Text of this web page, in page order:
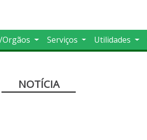
Orgãos Serviços Utilidades
NOTÍCIA